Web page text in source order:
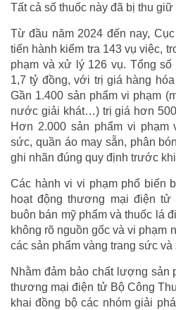
Tất cả số thuốc này đã bị thu
Từ đầu năm 2024 đến nay,
tiến hành kiểm tra 143 vụ việc,
phạm và xử lý 126 vụ. Tổng
1,7 tỷ đồng, với trị giá hàng
Gần 1.400 sản phẩm vi phạm
nước giải khát…) trị giá hơn
Hơn 2.000 sản phẩm vi phạm
sức, quần áo may sẵn, phân
ghi nhãn đúng quy định trước
Các hành vi vi phạm phổ biến
hoạt động thương mại điện
buôn bán mỹ phẩm và thuốc lá
không rõ nguồn gốc và vi phạm
các sản phẩm vàng trang sức và
Nhằm đảm bảo chất lượng sản
thương mại điện tử Bộ Công
khai đồng bộ các nhóm giải